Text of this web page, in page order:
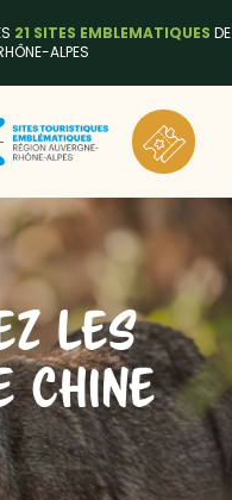
21 SITES EMBLEMATIQUES DE
ALPES
LES
CHINE